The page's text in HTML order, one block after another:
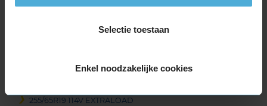
Selectie toestaan
Enkel noodzakelijke cookies
235/55R19 105V EXTRALOAD
255/50R19 107V EXTRALOAD
255/65R19 114V EXTRALOAD